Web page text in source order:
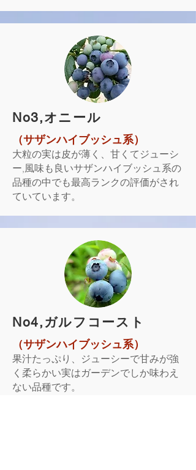
​No3,オニール
（サザンハイブッシュ系）
大粒の実は皮が薄く、甘くてジューシ
ー,風味も良いサザンハイブッシュ系の
品種の中でも最高ランクの評価がされ
ていています。
​No4,ガルフコースト
（サザンハイブッシュ系）
果汁たっぷり、ジューシーで甘みが強
く柔らかい実はガーデンでしか味わえ
ない品種です。